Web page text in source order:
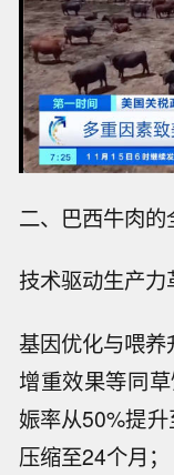
二、巴西牛肉
技术驱动生产力
基因优化与喂
增重效果等同
娠率从50%提
压缩至24个月；